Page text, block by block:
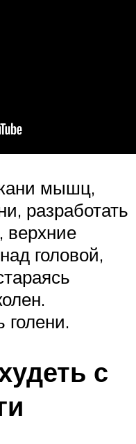
мышц,
разработать
верхние
головой,
голени.
с